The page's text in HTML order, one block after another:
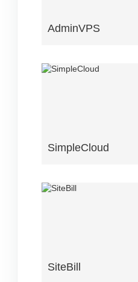
AdminVPS
SimpleCloud
SiteBill